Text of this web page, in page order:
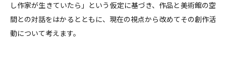
し作家が生きていたら」という仮定に基づき、作品と美術館の空
間との対話をはかるとともに、現在の視点から改めてその創作活
動について考えます。